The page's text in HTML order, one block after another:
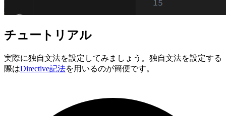
チュートリアル
実際に独自文法を設定してみましょう。独自文法を設定する
際はDirective記法を用いるのが簡便です。